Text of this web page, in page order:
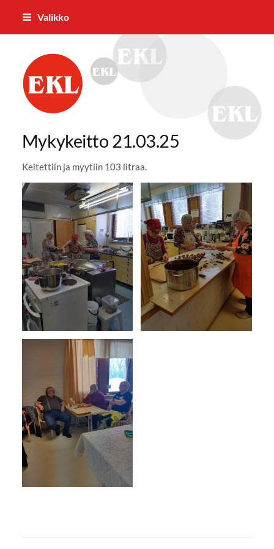
Siirry
Valikko
Pielaveden Eläkkeensaajat ry
Mykykeitto 21.03.25
Keitettiin ja myytiin 103 litraa.